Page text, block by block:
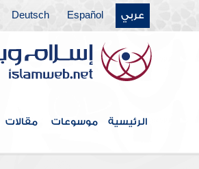
عربي Español
Deutsch
الرئيسية موسوعات مقالات
كتاب الاستسقاء
كتاب صلاة الخوف
كتاب صلاة العيدين
كتاب قيام الليل وتطوع النهار
كتاب الجنائز